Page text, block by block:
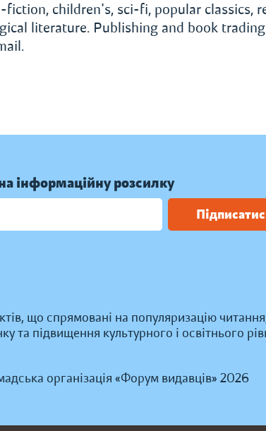
children's, sci-fi, popular classics,
literature. Publishing and book
інформаційну розсилку
що спрямовані на популяризацію
та підвищення культурного і освітнього
організація «Форум видавців» 2026